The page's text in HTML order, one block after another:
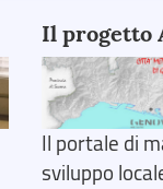
Il progetto
Il portale di
sviluppo